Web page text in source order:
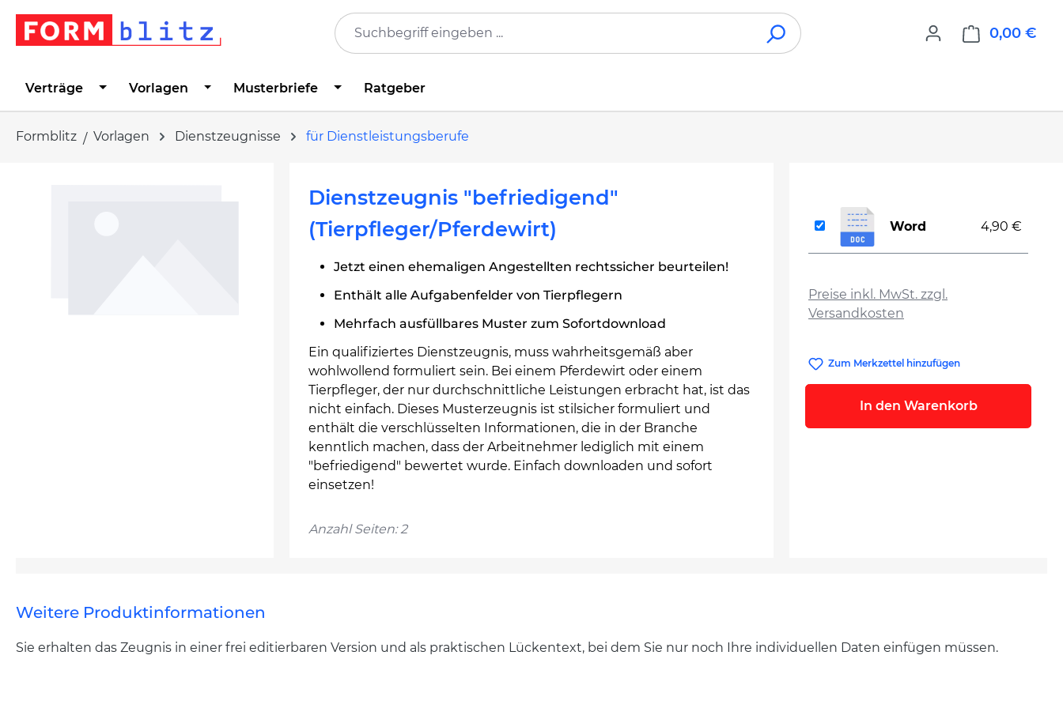
Zur Hauptnavigation springen
0,00 €
Verträge Vorlagen Musterbriefe Ratgeber
Formblitz Vorlagen Dienstzeugnisse für Dienstleistungsberufe
Dienstzeugnis "befriedigend"
(Tierpfleger/Pferdewirt)
Jetzt einen ehemaligen Angestellten rechtssicher beurteilen!
Enthält alle Aufgabenfelder von Tierpflegern
Mehrfach ausfüllbares Muster zum Sofortdownload
Ein qualifiziertes Dienstzeugnis, muss wahrheitsgemäß aber
wohlwollend formuliert sein. Bei einem Pferdewirt oder einem
Tierpfleger, der nur durchschnittliche Leistungen erbracht hat, ist das
nicht einfach. Dieses Musterzeugnis ist stilsicher formuliert und
enthält die verschlüsselten Informationen, die in der Branche
kenntlich machen, dass der Arbeitnehmer lediglich mit einem
"befriedigend" bewertet wurde. Einfach downloaden und sofort
einsetzen!
Anzahl Seiten: 2
Preise inkl. MwSt. zzgl.
Versandkosten
Word 4,90 €
Zum Merkzettel hinzufügen
In den Warenkorb
Weitere Produktinformationen
Sie erhalten das Zeugnis in einer frei editierbaren Version und als praktischen Lückentext, bei dem Sie nur noch Ihre individuellen Daten einfügen müssen.